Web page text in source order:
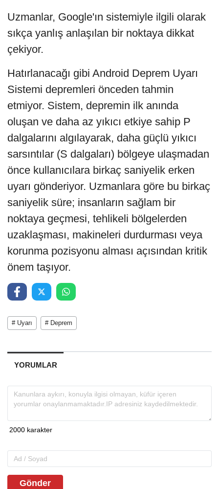
Uzmanlar, Google'ın sistemiyle ilgili olarak
sıkça yanlış anlaşılan bir noktaya dikkat
çekiyor.
Hatırlanacağı gibi Android Deprem Uyarı
Sistemi depremleri önceden tahmin
etmiyor. Sistem, depremin ilk anında
oluşan ve daha az yıkıcı etkiye sahip P
dalgalarını algılayarak, daha güçlü yıkıcı
sarsıntılar (S dalgaları) bölgeye ulaşmadan
önce kullanıcılara birkaç saniyelik erken
uyarı gönderiyor. Uzmanlara göre bu birkaç
saniyelik süre; insanların sağlam bir
noktaya geçmesi, tehlikeli bölgelerden
uzaklaşması, makineleri durdurması veya
korunma pozisyonu alması açısından kritik
önem taşıyor.
# Uyarı # Deprem
YORUMLAR
Gönder